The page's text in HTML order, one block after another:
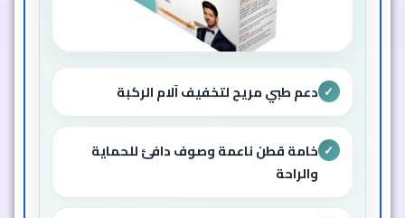
✓ دعم طبي مريح لتخفيف آلام الركبة
✓ خامة قطن ناعمة وصوف دافئ للحماية
والراحة